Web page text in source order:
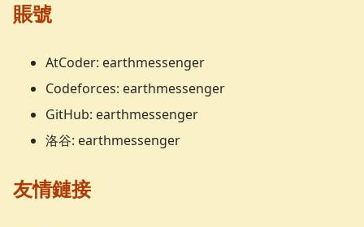
賬號
AtCoder: earthmessenger
Codeforces: earthmessenger
GitHub: earthmessenger
洛谷: earthmessenger
友情鏈接